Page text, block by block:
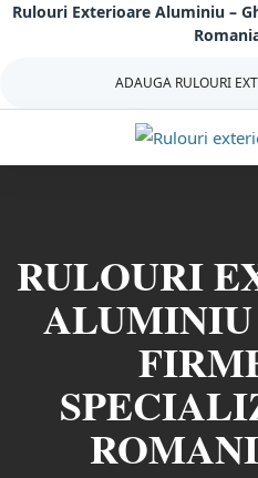
SariRulouri Exterioare Aluminiu –
ADAUGA RULOURI
RULOURI